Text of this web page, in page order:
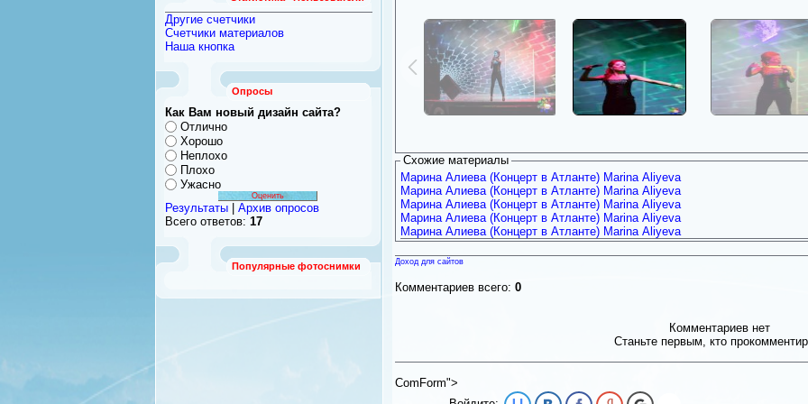
Другие счетчики
Счетчики материалов
Наша кнопка
Опросы
Как Вам новый дизайн сайта?
Отлично
Хорошо
Неплохо
Плохо
Ужасно
Результаты
Архив опросов
Всего ответов: 17
Популярные фотоснимки
Схожие материалы
Марина Алиева (Концерт в Атланте) Marina Aliyeva
Марина Алиева (Концерт в Атланте) Marina Aliyeva
Марина Алиева (Концерт в Атланте) Marina Aliyeva
Марина Алиева (Концерт в Атланте) Marina Aliyeva
Марина Алиева (Концерт в Атланте) Marina Aliyeva
Доход для сайтов
Комментариев всего: 0
Комментариев нет
Станьте первым, кто
ComForm">